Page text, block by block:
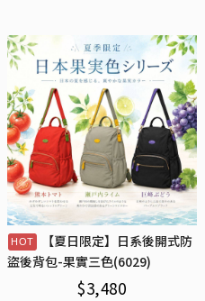
【夏日限定】日系後開式防
盜後背包-果實三色(6029)
$3,480